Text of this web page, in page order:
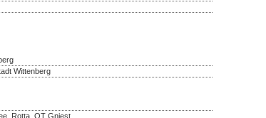
Wittenberg
Rotta, OT Gniest